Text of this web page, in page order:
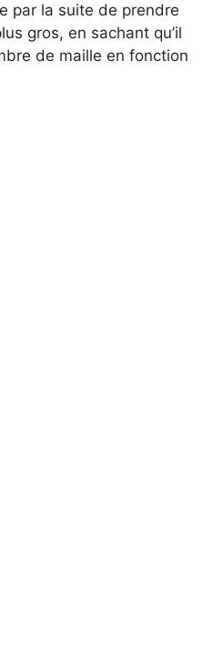
par la suite de prendre
gros, en sachant qu’il
de maille en fonction